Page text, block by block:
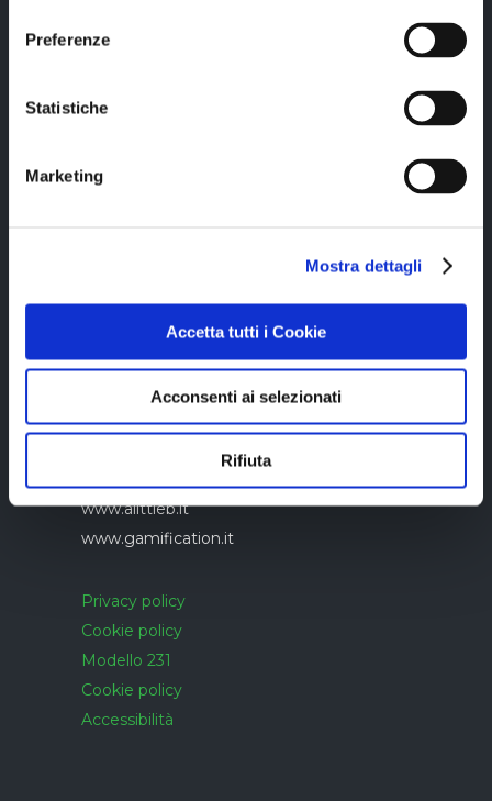
Preferenze
Statistiche
Marketing
Mostra dettagli
Accetta tutti i Cookie
Acconsenti ai selezionati
Rifiuta
Copyright © 2023 Alittleb.it SRL.- P.IVA
Azienda con sistema di gestione qualità
www.alittleb.it
www.gamification.it
Privacy policy
Cookie policy
Modello 231
Cookie policy
Accessibilità